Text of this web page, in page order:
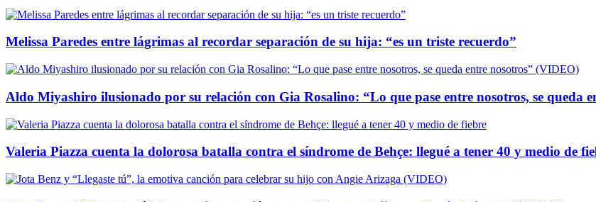
Melissa Paredes entre lágrimas al recordar separación de su hija: “es un triste recuerdo”
Aldo Miyashiro ilusionado por su relación con Gia Rosalino: “Lo que pase entre nosotros, se queda
Valeria Piazza cuenta la dolorosa batalla contra el síndrome de Behçe: llegué a tener 40 y medio de